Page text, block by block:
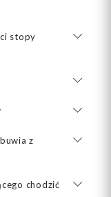
stopy
z
chodzić